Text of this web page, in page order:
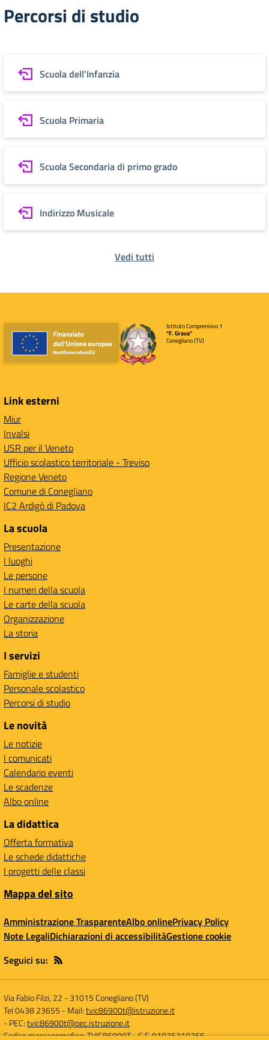
Percorsi di studio
Scuola dell'Infanzia
Scuola Primaria
Scuola Secondaria di primo grado
Indirizzo Musicale
Vedi tutti
Istituto Comprensivo 1
"F. Grava"
Conegliano (TV)
Link esterni
Miur
Invalsi
USR per il Veneto
Ufficio scolastico territoriale - Treviso
Regione Veneto
Comune di Conegliano
IC2 Ardigò di Padova
La scuola
Presentazione
I luoghi
Le persone
I numeri della scuola
Le carte della scuola
Organizzazione
La storia
I servizi
Famiglie e studenti
Personale scolastico
Percorsi di studio
Le novità
Le notizie
I comunicati
Calendario eventi
Le scadenze
Albo online
La didattica
Offerta formativa
Le schede didattiche
I progetti delle classi
Mappa del sito
Amministrazione TrasparenteAlbo onlinePrivacy Policy
Note LegaliDichiarazioni di accessibilitàGestione cookie
Seguici su:
Via Fabio Filzi, 22 -31015 Conegliano (TV)
Tel 0438 23655 - Mail:tvic86900t@istruzione.it
- PEC:tvic86900t@pec.istruzione.it
Codice meccanografico: TVIC86900T- C.F. 91035310266